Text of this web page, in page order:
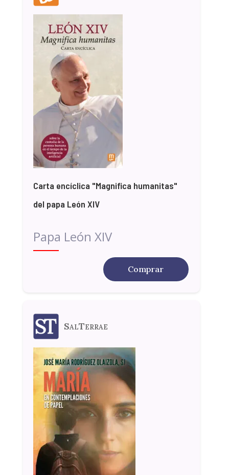
Carta encíclica "Magnifica humanitas"
del papa León XIV
Papa León XIV
Comprar
SalTerrae